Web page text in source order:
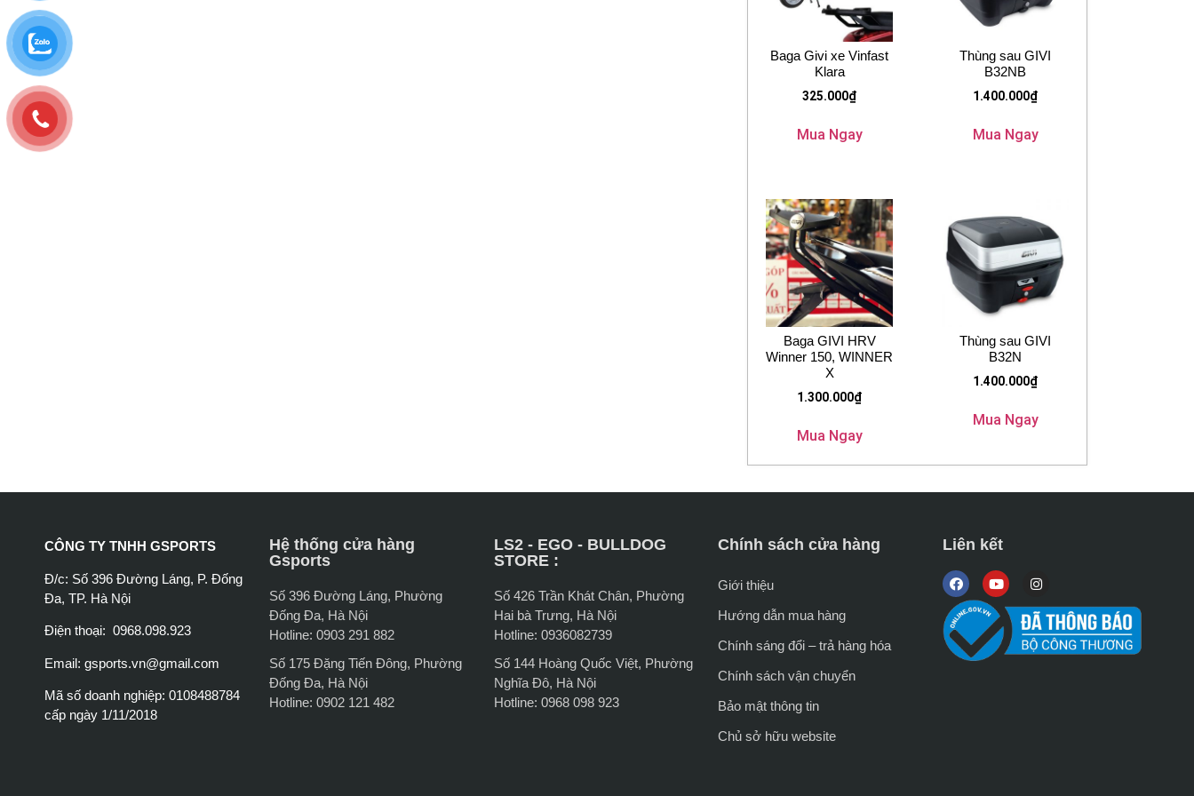
Baga Givi xe Vinfast
Klara
325.000₫
Mua Ngay
Thùng sau GIVI
B32NB
1.400.000₫
Mua Ngay
Baga GIVI HRV
Winner 150, WINNER
X
1.300.000₫
Mua Ngay
Thùng sau GIVI
B32N
1.400.000₫
Mua Ngay
CÔNG TY TNHH GSPORTS
Đ/c: Số 396 Đường Láng, P. Đống
Đa, TP. Hà Nội
Điện thoại: 0968.098.923
Email: gsports.vn@gmail.com
Mã số doanh nghiệp: 0108488784
cấp ngày 1/11/2018
Hệ thống cửa hàng
Gsports
Số 396 Đường Láng, Phường
Đống Đa, Hà Nội
Hotline: 0903 291 882
Số 175 Đặng Tiến Đông, Phường
Đống Đa, Hà Nội
Hotline: 0902 121 482
LS2 - EGO - BULLDOG
STORE :
Số 426 Trần Khát Chân, Phường
Hai bà Trưng, Hà Nội
Hotline: 0936082739
Số 144 Hoàng Quốc Việt, Phường
Nghĩa Đô, Hà Nội
Hotline: 0968 098 923
Chính sách cửa hàng
Giới thiệu
Hướng dẫn mua hàng
Chính sáng đổi – trả hàng hóa
Chính sách vận chuyển
Bảo mật thông tin
Chủ sở hữu website
Liên kết